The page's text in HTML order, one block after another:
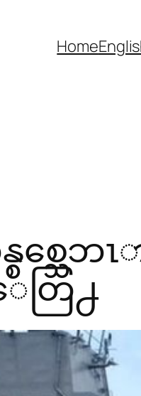
Home
စ္သေဘ
တြ႕